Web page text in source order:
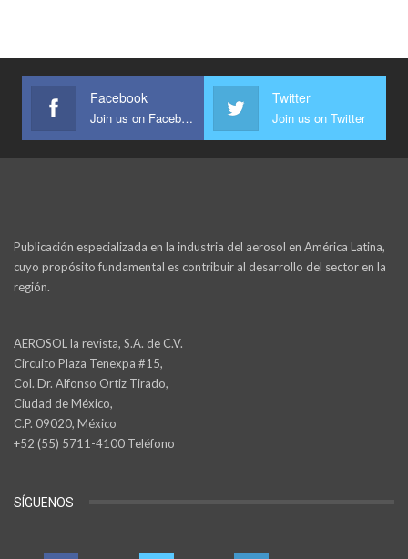
Facebook
Join us on Facebook
Twitter
Join us on Twitter
Publicación especializada en la industria del aerosol en América Latina,
cuyo propósito fundamental es contribuir al desarrollo del sector en la
región.
AEROSOL la revista, S.A. de C.V.
Circuito Plaza Tenexpa #15,
Col. Dr. Alfonso Ortiz Tirado,
Ciudad de México,
C.P. 09020, México
+52 (55) 5711-4100 Teléfono
SÍGUENOS